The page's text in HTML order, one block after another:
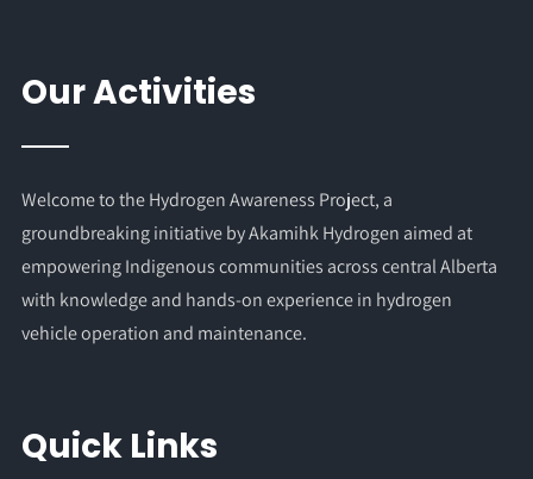
Our Activities
Welcome to the Hydrogen Awareness Project, a
groundbreaking initiative by Akamihk Hydrogen aimed at
empowering Indigenous communities across central Alberta
with knowledge and hands-on experience in hydrogen
vehicle operation and maintenance.
Quick Links